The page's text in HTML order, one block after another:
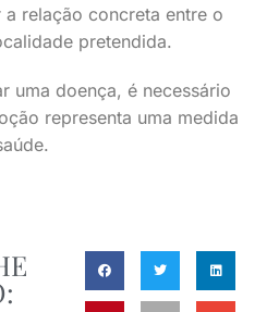
a relação concreta entre o
pretendida.
uma doença, é necessário
representa uma medida